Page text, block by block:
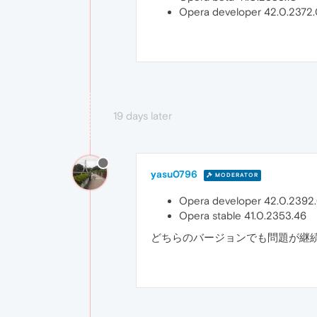
Opera developer
19 days later
yasu0796 MODERATOR
Opera developer
Opera stable 41.0.2353.46
どちらのバージョンでも問題が継